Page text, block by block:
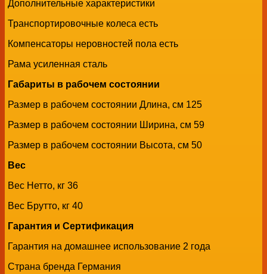
Дополнительные xарактеристики
Транспортировочные колеса есть
Компенсаторы неровностей пола есть
Рама усиленная сталь
Габариты в рабочем состоянии
Размер в рабочем состоянии Длина, см 125
Размер в рабочем состоянии Ширина, см 59
Размер в рабочем состоянии Высота, см 50
Вес
Вес Нетто, кг 36
Вес Брутто, кг 40
Гарантия и Сертификация
Гарантия на домашнее использование 2 года
Страна бренда Германия